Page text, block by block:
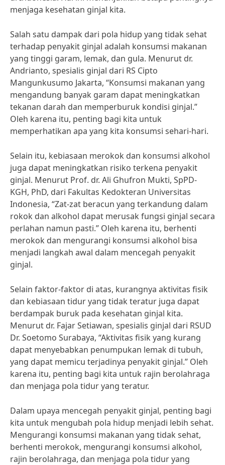
menjaga kesehatan ginjal kita.
Salah satu dampak dari pola hidup yang tidak sehat
terhadap penyakit ginjal adalah konsumsi makanan
yang tinggi garam, lemak, dan gula. Menurut dr.
Andrianto, spesialis ginjal dari RS Cipto
Mangunkusumo Jakarta, “Konsumsi makanan yang
mengandung banyak garam dapat meningkatkan
tekanan darah dan memperburuk kondisi ginjal.”
Oleh karena itu, penting bagi kita untuk
memperhatikan apa yang kita konsumsi sehari-hari.
Selain itu, kebiasaan merokok dan konsumsi alkohol
juga dapat meningkatkan risiko terkena penyakit
ginjal. Menurut Prof. dr. Ali Ghufron Mukti, SpPD-
KGH, PhD, dari Fakultas Kedokteran Universitas
Indonesia, “Zat-zat beracun yang terkandung dalam
rokok dan alkohol dapat merusak fungsi ginjal secara
perlahan namun pasti.” Oleh karena itu, berhenti
merokok dan mengurangi konsumsi alkohol bisa
menjadi langkah awal dalam mencegah penyakit
ginjal.
Selain faktor-faktor di atas, kurangnya aktivitas fisik
dan kebiasaan tidur yang tidak teratur juga dapat
berdampak buruk pada kesehatan ginjal kita.
Menurut dr. Fajar Setiawan, spesialis ginjal dari RSUD
Dr. Soetomo Surabaya, “Aktivitas fisik yang kurang
dapat menyebabkan penumpukan lemak di tubuh,
yang dapat memicu terjadinya penyakit ginjal.” Oleh
karena itu, penting bagi kita untuk rajin berolahraga
dan menjaga pola tidur yang teratur.
Dalam upaya mencegah penyakit ginjal, penting bagi
kita untuk mengubah pola hidup menjadi lebih sehat.
Mengurangi konsumsi makanan yang tidak sehat,
berhenti merokok, mengurangi konsumsi alkohol,
rajin berolahraga, dan menjaga pola tidur yang